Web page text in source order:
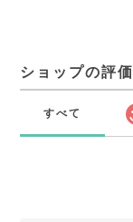
ショップの評価
すべて